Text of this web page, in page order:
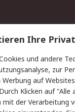
Ihre
und andere
zur
Werbung auf
Klicken auf "Alle
mit der Verarbeitung